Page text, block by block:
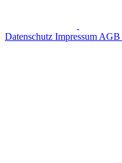
Datenschutz Impressum AGB